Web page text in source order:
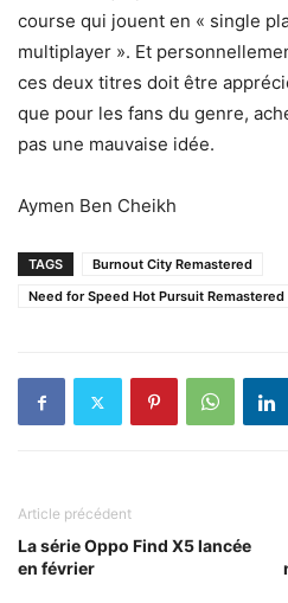
course qui jouent en « single
multiplayer ». Et
ces deux titres doit être
que pour les fans du genre,
pas une mauvaise idée.
Aymen Ben Cheikh
TAGS
Burnout City Remastered
Need for Speed Hot Pursuit Remastered
Article précédent
La série Oppo Find X5 lancée
en février